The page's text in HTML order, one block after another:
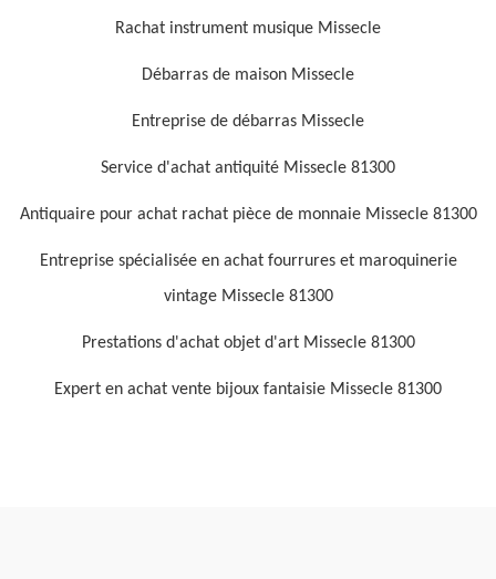
Rachat instrument musique Missecle
Débarras de maison Missecle
Entreprise de débarras Missecle
Service d'achat antiquité Missecle 81300
Antiquaire pour achat rachat pièce de monnaie Missecle 81300
Entreprise spécialisée en achat fourrures et maroquinerie
vintage Missecle 81300
Prestations d'achat objet d'art Missecle 81300
Expert en achat vente bijoux fantaisie Missecle 81300